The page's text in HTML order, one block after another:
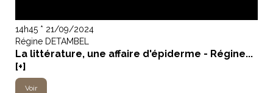
14h45 * 21/09/2024
Régine DETAMBEL
La littérature, une affaire d'épiderme - Régine...
[+]
Voir